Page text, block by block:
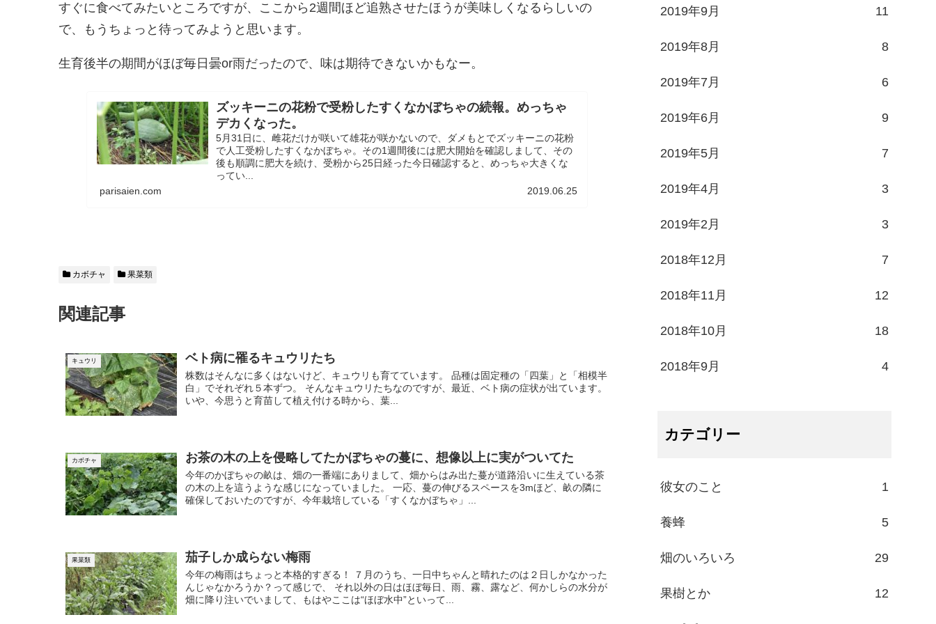
すぐに食べてみたいところですが、ここから2週間ほど追熟させたほうが美味しくなるらしいの
で、もうちょっと待ってみようと思います。
生育後半の期間がほぼ毎日曇or雨だったので、味は期待できないかもなー。
ズッキーニの花粉で受粉したすくなかぼちゃの続報。めっちゃ
デカくなった。
5月31日に、雌花だけが咲いて雄花が咲かないので、ダメもとでズッキーニの花粉
で人工受粉したすくなかぼちゃ。その1週間後には肥大開始を確認しまして、その
後も順調に肥大を続け、受粉から25日経った今日確認すると、めっちゃ大きくな
ってい...
parisaien.com
2019.06.25
カボチャ 果菜類
関連記事
キュウリ ベト病に罹るキュウリたち
株数はそんなに多くはないけど、キュウリも育てています。 品種は固定種の「四葉」と「相模半
白」でそれぞれ５本ずつ。 そんなキュウリたちなのですが、最近、ベト病の症状が出ています。
いや、今思うと育苗して植え付ける時から、葉...
カボチャ お茶の木の上を侵略してたかぼちゃの蔓に、想像以上に実がついてた
今年のかぼちゃの畝は、畑の一番端にありまして、畑からはみ出た蔓が道路沿いに生えている茶
の木の上を這うような感じになっていました。 一応、蔓の伸びるスペースを3mほど、畝の隣に
確保しておいたのですが、今年栽培している「すくなかぼちゃ」...
果菜類 茄子しか成らない梅雨
今年の梅雨はちょっと本格的すぎる！ ７月のうち、一日中ちゃんと晴れたのは２日しかなかった
んじゃなかろうか？って感じで、 それ以外の日はほぼ毎日、雨、霧、露など、何かしらの水分が
畑に降り注いでいまして、もはやここは“ほぼ水中”といって...
2019年9月 11
2019年8月 8
2019年7月 6
2019年6月 9
2019年5月 7
2019年4月 3
2019年2月 3
2018年12月 7
2018年11月 12
2018年10月 18
2018年9月 4
カテゴリー
彼女のこと 1
養蜂 5
畑のいろいろ 29
果樹とか 12